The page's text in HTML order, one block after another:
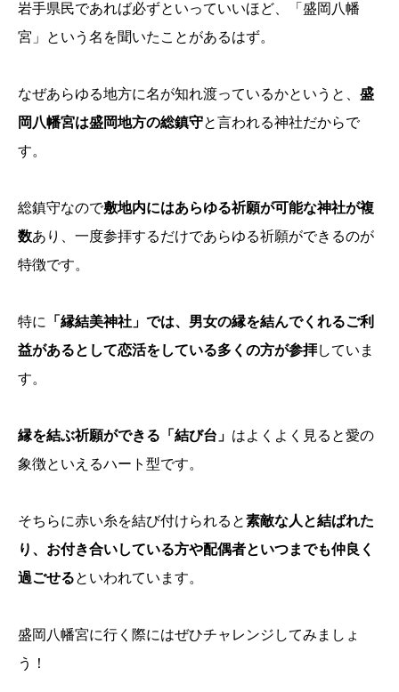
岩手県民であれば必ずといっていいほど、「盛岡八幡
宮」という名を聞いたことがあるはず。
なぜあらゆる地方に名が知れ渡っているかというと、 盛
岡八幡宮は盛岡地方の総鎮守と言われる神社だからで
す。
総鎮守なので敷地内にはあらゆる祈願が可能な神社が複
数あり、一度参拝するだけであらゆる祈願ができるのが
特徴です。
特に
「縁結美神社」では、男女の縁を結んでくれるご利
益があるとして恋活をしている多くの方が参拝していま
す。
縁を結ぶ祈願ができる「結び台」 はよくよく見ると愛の
象徴といえるハート型です。
そちらに赤い糸を結び付けられると素敵な人と結ばれた
り、お付き合いしている方や配偶者といつまでも仲良く
過ごせるといわれています。
盛岡八幡宮に行く際にはぜひチャレンジしてみましょ
う！